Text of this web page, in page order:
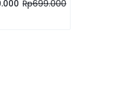
Rp699.000